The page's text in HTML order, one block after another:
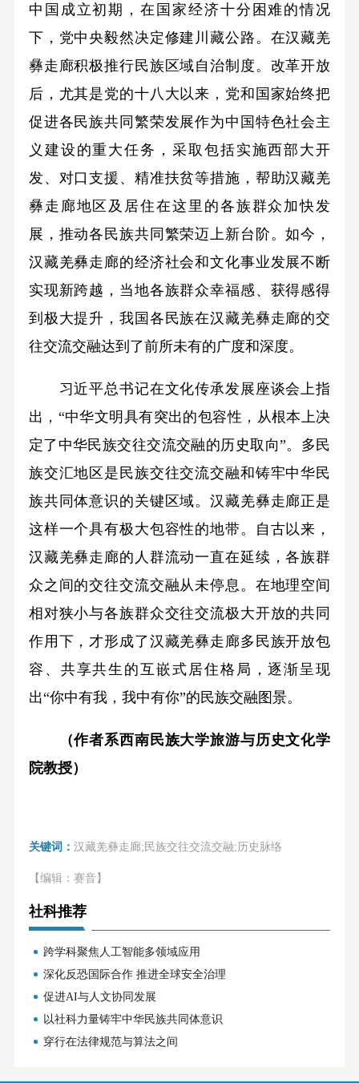
中国成立初期，在国家经济十分困难的情况
下，党中央毅然决定修建川藏公路。在汉藏羌
彝走廊积极推行民族区域自治制度。改革开放
后，尤其是党的十八大以来，党和国家始终把
促进各民族共同繁荣发展作为中国特色社会主
义建设的重大任务，采取包括实施西部大开
发、对口支援、精准扶贫等措施，帮助汉藏羌
彝走廊地区及居住在这里的各族群众加快发
展，推动各民族共同繁荣迈上新台阶。如今，
汉藏羌彝走廊的经济社会和文化事业发展不断
实现新跨越，当地各族群众幸福感、获得感得
到极大提升，我国各民族在汉藏羌彝走廊的交
往交流交融达到了前所未有的广度和深度。
习近平总书记在文化传承发展座谈会上指
出，“中华文明具有突出的包容性，从根本上决
定了中华民族交往交流交融的历史取向”。多民
族交汇地区是民族交往交流交融和铸牢中华民
族共同体意识的关键区域。汉藏羌彝走廊正是
这样一个具有极大包容性的地带。自古以来，
汉藏羌彝走廊的人群流动一直在延续，各族群
众之间的交往交流交融从未停息。在地理空间
相对狭小与各族群众交往交流极大开放的共同
作用下，才形成了汉藏羌彝走廊多民族开放包
容、共享共生的互嵌式居住格局，逐渐呈现
出“你中有我，我中有你”的民族交融图景。
（作者系西南民族大学旅游与历史文化学
院教授）
关键词： 汉藏羌彝走廊;民族交往交流交融;历史脉络
【编辑：赛音】
社科推荐
跨学科聚焦人工智能多领域应用
深化反恐国际合作 推进全球安全治理
促进AI与人文协同发展
以社科力量铸牢中华民族共同体意识
穿行在法律规范与算法之间